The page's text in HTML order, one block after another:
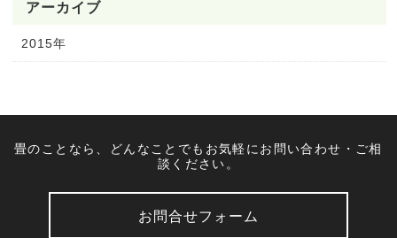
アーカイブ
2015年
畳のことなら、どんなことでもお気軽にお問い合わせ・ご相
談ください。
お問合せフォーム